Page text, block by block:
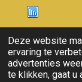
Deze website
ervaring te
advertenties
te klikken, gaat u
Nieuws
© 2011 -